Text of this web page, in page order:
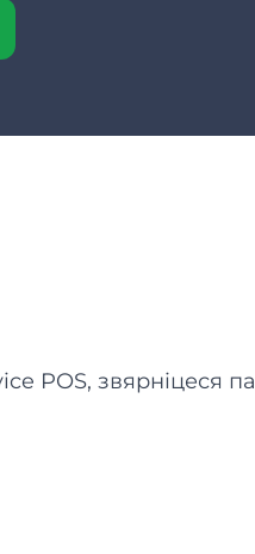
POS, звярніцеся па